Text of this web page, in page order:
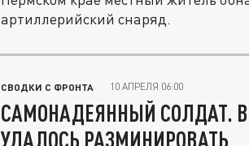
артиллерийский снаряд.
СВОДКИ С ФРОНТА 10 АПРЕЛЯ 06:00
САМОНАДЕЯННЫЙ СОЛДАТ.
УДАЛОСЬ РАЗМИНИРОВАТЬ